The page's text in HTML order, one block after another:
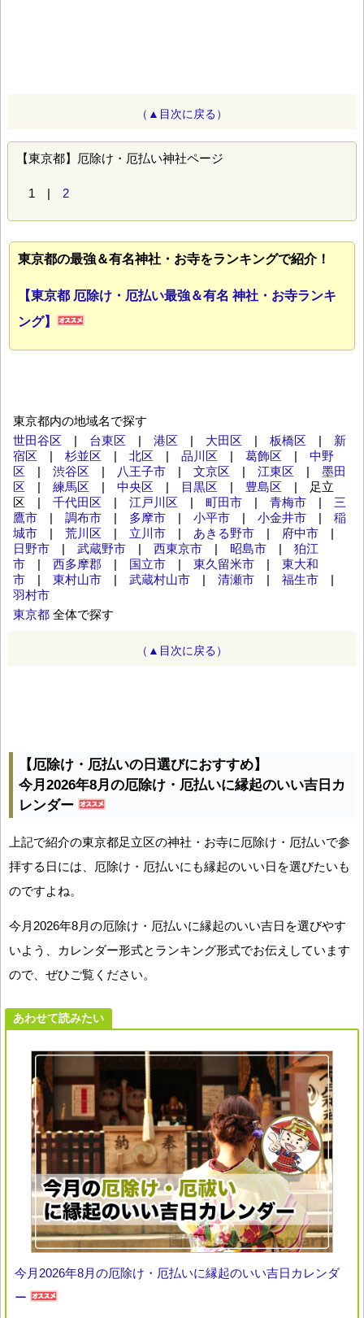
（▲目次に戻る）
【東京都】厄除け・厄払い神社ページ
1 | 2
東京都の最強＆有名神社・お寺をランキングで紹介！
【東京都 厄除け・厄払い最強＆有名 神社・お寺ランキ
ング】
東京都内の地域名で探す
世田谷区 | 台東区 | 港区 | 大田区 | 板橋区 | 新
宿区 | 杉並区 | 北区 | 品川区 | 葛飾区 | 中野
区 | 渋谷区 | 八王子市 | 文京区 | 江東区 | 墨田
区 | 練馬区 | 中央区 | 目黒区 | 豊島区 | 足立
区 | 千代田区 | 江戸川区 | 町田市 | 青梅市 | 三
鷹市 | 調布市 | 多摩市 | 小平市 | 小金井市 | 稲
城市 | 荒川区 | 立川市 | あきる野市 | 府中市 |
日野市 | 武蔵野市 | 西東京市 | 昭島市 | 狛江
市 | 西多摩郡 | 国立市 | 東久留米市 | 東大和
市 | 東村山市 | 武蔵村山市 | 清瀬市 | 福生市 |
羽村市
東京都 全体で探す
（▲目次に戻る）
【厄除け・厄払いの日選びにおすすめ】
今月2026年8月の厄除け・厄払いに縁起のいい吉日カ
レンダー
上記で紹介の東京都足立区の神社・お寺に厄除け・厄払いで参
拝する日には、厄除け・厄払いにも縁起のいい日を選びたいも
のですよね。
今月2026年8月の厄除け・厄払いに縁起のいい吉日を選びやす
いよう、カレンダー形式とランキング形式でお伝えしています
ので、ぜひご覧ください。
あわせて読みたい
今月2026年8月の厄除け・厄払いに縁起のいい吉日カレンダ
ー